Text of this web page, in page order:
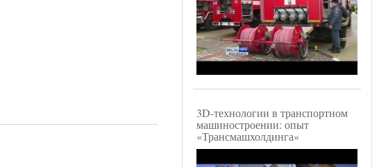
3D-технологии в транспортном
машиностроении: опыт
«Трансмашхолдинга»